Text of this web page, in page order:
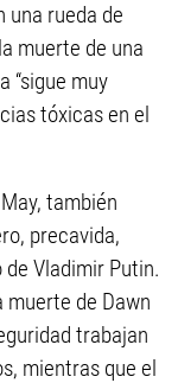
una rueda de
muerte de una
“sigue muy
tóxicas en el
también
precavida,
Vladimir Putin.
muerte de Dawn
trabajan
mientras que el